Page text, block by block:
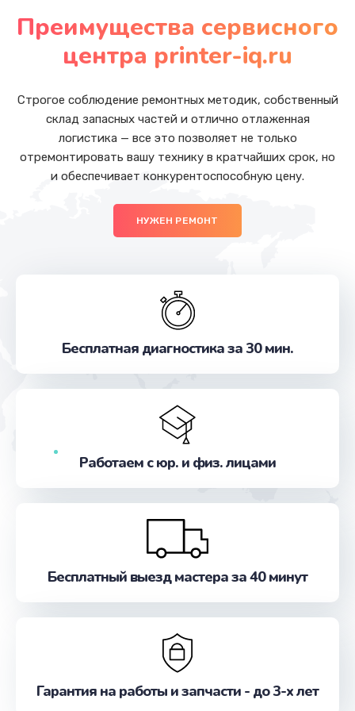
Заказать
от 500 руб.
Заказать
Ремонт цепи питания
от 2200 руб.
Заказать
Заказать
Заказать
Замена разъема питания
Замена шлейфа матрицы
от 960 руб.
Ремонт цепей питания
Заказать
Замена звуковой карты
Преимущества сервисного
центра printer-iq.ru
Строгое соблюдение ремонтных методик, собственный
склад запасных частей и отлично отлаженная
логистика — все это позволяет не только
отремонтировать вашу технику в кратчайших срок, но
и обеспечивает конкурентоспособную цену.
НУЖЕН РЕМОНТ
Бесплатная диагностика за 30 мин.
Работаем с юр. и физ. лицами
Бесплатный выезд мастера за 40 минут
Гарантия на работы и запчасти - до 3-х лет